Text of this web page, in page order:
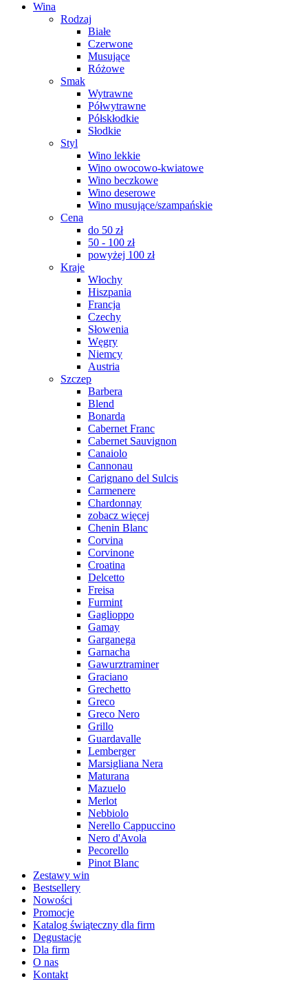
Wina
Rodzaj
Białe
Czerwone
Musujące
Różowe
Smak
Wytrawne
Półwytrawne
Półskłodkie
Słodkie
Styl
Wino lekkie
Wino owocowo-kwiatowe
Wino beczkowe
Wino deserowe
Wino musujące/szampańskie
Cena
do 50 zł
50 - 100 zł
powyżej 100 zł
Kraje
Włochy
Hiszpania
Francja
Czechy
Słowenia
Węgry
Niemcy
Austria
Szczep
Barbera
Blend
Bonarda
Cabernet Franc
Cabernet Sauvignon
Canaiolo
Cannonau
Carignano del Sulcis
Carmenere
Chardonnay
zobacz więcej
Chenin Blanc
Corvina
Corvinone
Croatina
Delcetto
Freisa
Furmint
Gaglioppo
Gamay
Garganega
Garnacha
Gawurztraminer
Graciano
Grechetto
Greco
Greco Nero
Grillo
Guardavalle
Lemberger
Marsigliana Nera
Maturana
Mazuelo
Merlot
Nebbiolo
Nerello Cappuccino
Nero d'Avola
Pecorello
Pinot Blanc
Zestawy win
Bestsellery
Nowości
Promocje
Katalog świąteczny dla firm
Degustacje
Dla firm
O nas
Kontakt